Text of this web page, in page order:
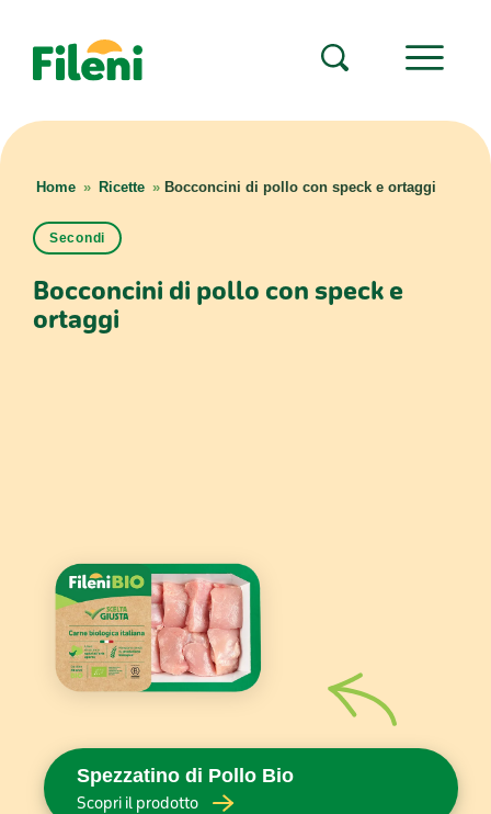
Home » Ricette » Bocconcini di pollo con speck e ortaggi
Secondi
Bocconcini di pollo con speck e
ortaggi
Spezzatino di Pollo Bio
Scopri il prodotto